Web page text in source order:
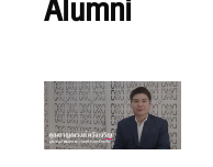
Alumni